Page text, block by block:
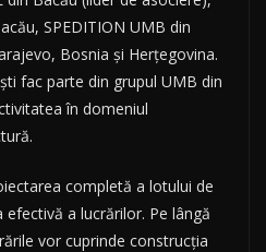
SPEDITION UMB din
Bosnia și Herțegovina.
fac parte din grupul UMB din
în domeniul
completă a lotului de
a lucrărilor. Pe lângă
vor cuprinde construcția